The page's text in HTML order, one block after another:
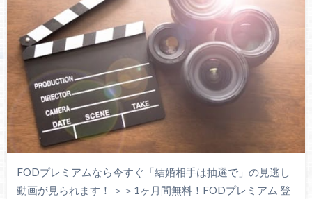
FODプレミアムなら今すぐ「結婚相手は抽選で」の見逃し
動画が見られます！ ＞＞1ヶ月間無料！FODプレミアム 登